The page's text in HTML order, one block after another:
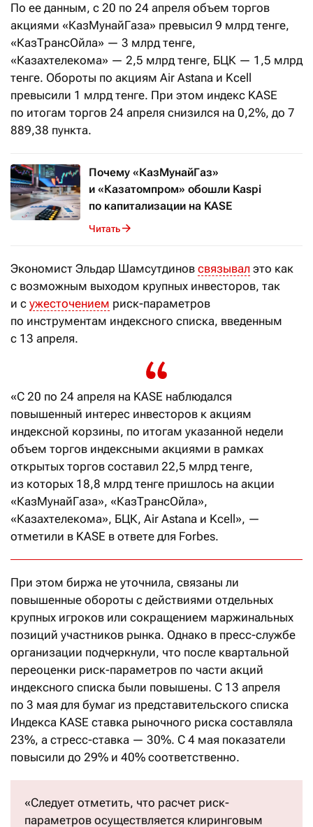
По ее данным, с 20 по 24 апреля объем торгов
акциями «КазМунайГаза» превысил 9 млрд тенге,
«КазТрансОйла» — 3 млрд тенге,
«Казахтелекома» — 2,5 млрд тенге, БЦК — 1,5 млрд
тенге. Обороты по акциям Air Astana и Kcell
превысили 1 млрд тенге. При этом индекс KASE
по итогам торгов 24 апреля снизился на 0,2%, до 7
889,38 пункта.
Почему «КазМунайГаз»
и «Казатомпром» обошли Kaspi
по капитализации на KASE
Читать
Экономист Эльдар Шамсутдинов связывал это как
с возможным выходом крупных инвесторов, так
и с ужесточением риск-параметров
по инструментам индексного списка, введенным
с 13 апреля.
«С 20 по 24 апреля на KASE наблюдался
повышенный интерес инвесторов к акциям
индексной корзины, по итогам указанной недели
объем торгов индексными акциями в рамках
открытых торгов составил 22,5 млрд тенге,
из которых 18,8 млрд тенге пришлось на акции
«КазМунайГаза», «КазТрансОйла»,
«Казахтелекома», БЦК, Air Astana и Kcell», —
отметили в KASE в ответе для Forbes.
При этом биржа не уточнила, связаны ли
повышенные обороты с действиями отдельных
крупных игроков или сокращением маржинальных
позиций участников рынка. Однако в пресс-службе
организации подчеркнули, что после квартальной
переоценки риск-параметров по части акций
индексного списка были повышены. С 13 апреля
по 3 мая для бумаг из представительского списка
Индекса KASE ставка рыночного риска составляла
23%, а стресс-ставка — 30%. С 4 мая показатели
повысили до 29% и 40% соответственно.
«Следует отметить, что расчет риск-
параметров осуществляется клиринговым